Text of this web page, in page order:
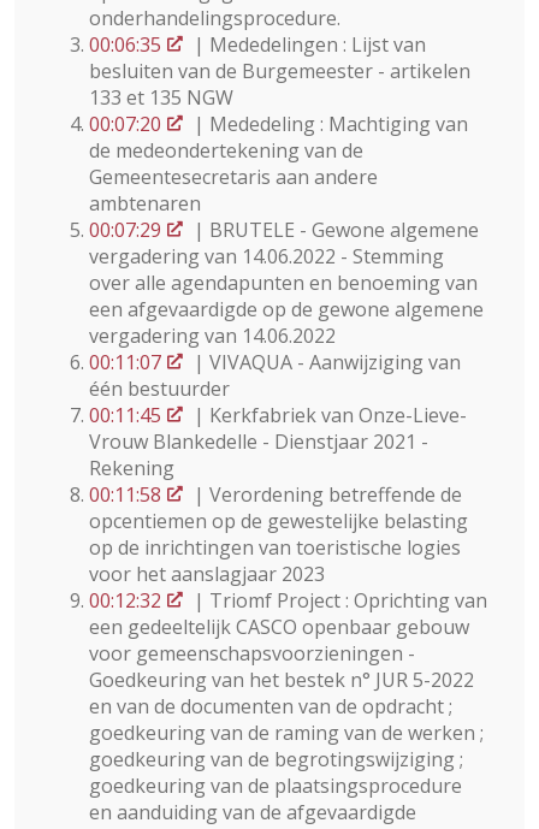
onderhandelingsprocedure.
00:06:35
| Mededelingen : Lijst van
besluiten van de Burgemeester - artikelen
133 et 135 NGW
00:07:20
| Mededeling : Machtiging van
de medeondertekening van de
Gemeentesecretaris aan andere
ambtenaren
00:07:29
| BRUTELE - Gewone algemene
vergadering van 14.06.2022 - Stemming
over alle agendapunten en benoeming van
een afgevaardigde op de gewone algemene
vergadering van 14.06.2022
00:11:07
| VIVAQUA - Aanwijziging van
één bestuurder
00:11:45
| Kerkfabriek van Onze-Lieve-
Vrouw Blankedelle - Dienstjaar 2021 -
Rekening
00:11:58
| Verordening betreffende de
opcentiemen op de gewestelijke belasting
op de inrichtingen van toeristische logies
voor het aanslagjaar 2023
00:12:32
| Triomf Project : Oprichting van
een gedeeltelijk CASCO openbaar gebouw
voor gemeenschapsvoorzieningen -
Goedkeuring van het bestek n° JUR 5-2022
en van de documenten van de opdracht ;
goedkeuring van de raming van de werken ;
goedkeuring van de begrotingswijziging ;
goedkeuring van de plaatsingsprocedure
en aanduiding van de afgevaardigde